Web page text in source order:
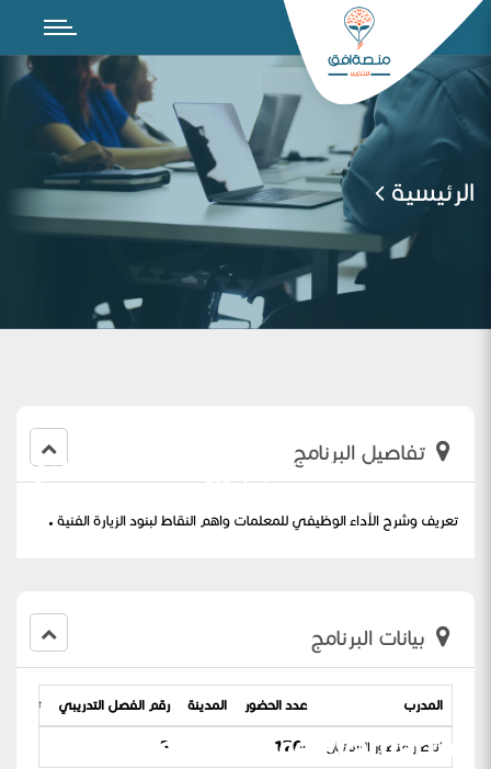
الرئيسية
لقاء معلمات اللغة الإنجليزية الثالثة 2023 (
تفاصيل البرنامج
تعريف وشرح الأداء الوظيفي للمعلمات واهم النقاط لبنود الزيارة الفنية .
بيانات البرنامج
المدرب عدد الحضور المدينة رقم الفصل التدريبي تاريخ
انتصار منصور السهيان -176
3